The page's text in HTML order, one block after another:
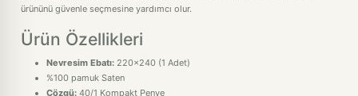
ürününü güvenle seçmesine yardımcı olur.
Ürün Özellikleri
Nevresim Ebatı: 220x240 (1 Adet)
%100 pamuk Saten
Çözgü: 40/1 Kompakt Penye